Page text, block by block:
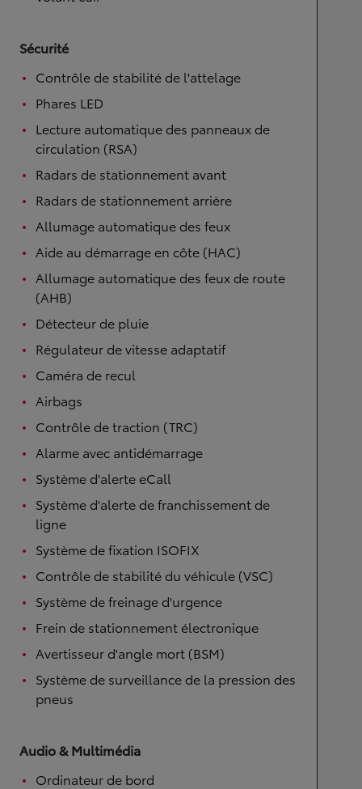
Sécurité
Contrôle de stabilité de l'attelage
Phares LED
Lecture automatique des panneaux de
circulation (RSA)
Radars de stationnement avant
Radars de stationnement arrière
Allumage automatique des feux
Aide au démarrage en côte (HAC)
Allumage automatique des feux de route
(AHB)
Détecteur de pluie
Régulateur de vitesse adaptatif
Caméra de recul
Airbags
Contrôle de traction (TRC)
Alarme avec antidémarrage
Système d'alerte eCall
Système d'alerte de franchissement de
ligne
Système de fixation ISOFIX
Contrôle de stabilité du véhicule (VSC)
Système de freinage d'urgence
Frein de stationnement électronique
Avertisseur d'angle mort (BSM)
Système de surveillance de la pression des
pneus
Audio & Multimédia
Ordinateur de bord